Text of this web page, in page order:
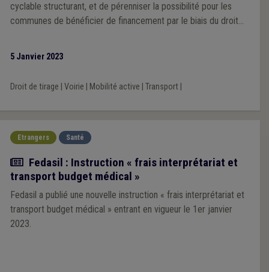
cyclable structurant, et de pérenniser la possibilité pour les
communes de bénéficier de financement par le biais du droit
5 Janvier 2023
Droit de tirage Voirie Mobilité active Transport|
Etrangers Santé
Actualité
Fedasil : Instruction « frais interprétariat et
transport budget médical »
Fedasil a publié une nouvelle instruction « frais interprétariat et
transport budget médical » entrant en vigueur le 1er janvier
2023.